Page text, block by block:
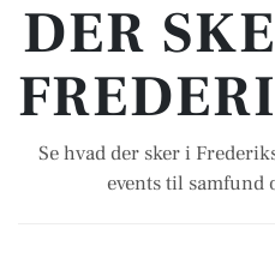
DER
Se hvad der sker i
events til samfund